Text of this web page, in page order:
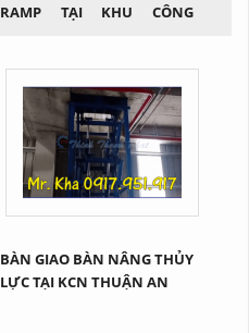
RAMP TẠI KHU CÔNG
BÀN GIAO BÀN NÂNG THỦY
LỰC TẠI KCN THUẬN AN